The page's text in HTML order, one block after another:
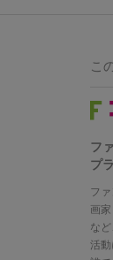
こ
フ
プ
フ
画
な
活動